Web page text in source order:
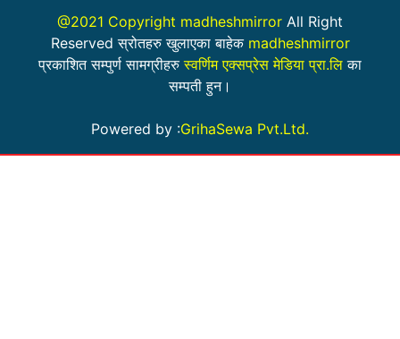
@2021 Copyright madheshmirror All Right
Reserved स्रोतहरु खुलाएका बाहेक madheshmirror
प्रकाशित सम्पुर्ण सामग्रीहरु स्वर्णिम एक्सप्रेस मेडिया प्रा.लिका
सम्पती हुन।
Powered by :GrihaSewa Pvt.Ltd.